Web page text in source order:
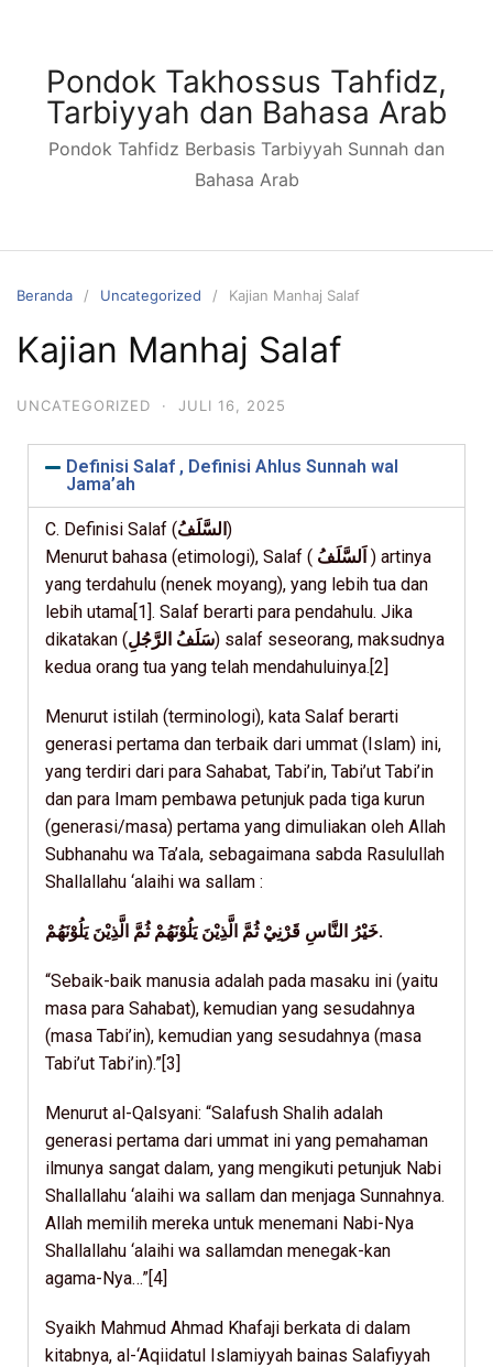
Pondok Takhossus Tahfidz,
Tarbiyyah dan Bahasa Arab
Pondok Tahfidz Berbasis Tarbiyyah Sunnah dan
Bahasa Arab
Beranda Uncategorized Kajian Manhaj Salaf
Kajian Manhaj Salaf
UNCATEGORIZED · JULI 16, 2025
Definisi Salaf , Definisi Ahlus Sunnah wal
Jama’ah
C. Definisi Salaf (السَّلَفُ)
Menurut bahasa (etimologi), Salaf ( اَلسَّلَفُ ) artinya
yang terdahulu (nenek moyang), yang lebih tua dan
lebih utama[1]. Salaf berarti para pendahulu. Jika
dikatakan (سَلَفُ الرَّجُلِ) salaf seseorang, maksudnya
kedua orang tua yang telah mendahuluinya.[2]
Menurut istilah (terminologi), kata Salaf berarti
generasi pertama dan terbaik dari ummat (Islam) ini,
yang terdiri dari para Sahabat, Tabi’in, Tabi’ut Tabi’in
dan para Imam pembawa petunjuk pada tiga kurun
(generasi/masa) pertama yang dimuliakan oleh Allah
Subhanahu wa Ta’ala, sebagaimana sabda Rasulullah
Shallallahu ‘alaihi wa sallam :
خَيْرُ النَّاسِ قَرْنِيْ ثُمَّ الَّذِيْنَ يَلُوْنَهُمْ ثُمَّ الَّذِيْنَ يَلُوْنَهُمْ.
“Sebaik-baik manusia adalah pada masaku ini (yaitu
masa para Sahabat), kemudian yang sesudahnya
(masa Tabi’in), kemudian yang sesudahnya (masa
Tabi’ut Tabi’in).”[3]
Menurut al-Qalsyani: “Salafush Shalih adalah
generasi pertama dari ummat ini yang pemahaman
ilmunya sangat dalam, yang mengikuti petunjuk Nabi
Shallallahu ‘alaihi wa sallam dan menjaga Sunnahnya.
Allah memilih mereka untuk menemani Nabi-Nya
Shallallahu ‘alaihi wa sallamdan menegak-kan
agama-Nya…”[4]
Syaikh Mahmud Ahmad Khafaji berkata di dalam
kitabnya, al-‘Aqiidatul Islamiyyah bainas Salafiyyah